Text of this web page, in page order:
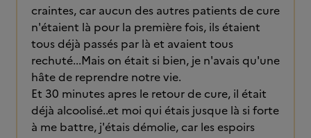
craintes, car aucun des autres patients de cure
n'étaient là pour la première fois, ils étaient
tous déjà passés par là et avaient tous
rechuté...Mais on était si bien, je n'avais qu'une
hâte de reprendre notre vie.
Et 30 minutes apres le retour de cure, il était
déjà alcoolisé..et moi qui étais jusque là si forte
à me battre, j'étais démolie, car les espoirs